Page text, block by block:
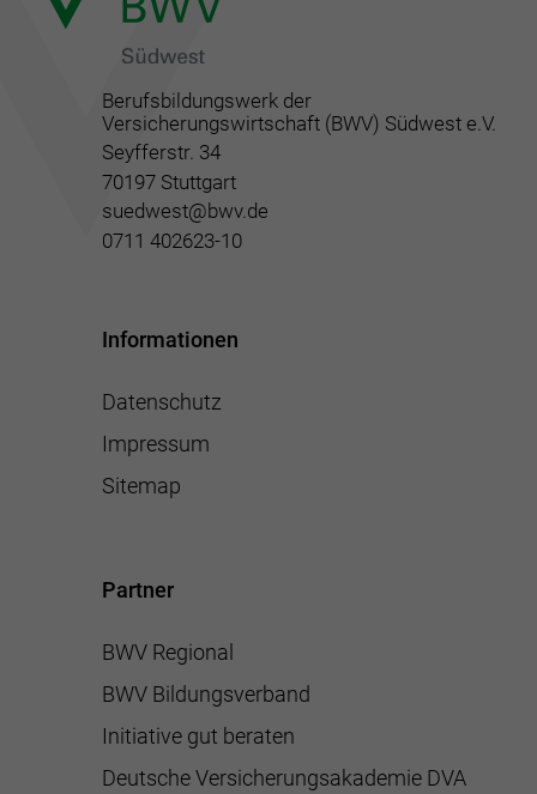
Berufsbildungswerk der
Versicherungswirtschaft (BWV) Südwest e.V.
Seyfferstr. 34
70197 Stuttgart
suedwest@bwv.de
0711 402623-10
Informationen
Datenschutz
Impressum
Sitemap
Partner
BWV Regional
BWV Bildungsverband
Initiative gut beraten
Deutsche Versicherungsakademie DVA